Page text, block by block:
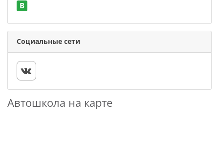
B
Социальные сети
Автошкола на карте